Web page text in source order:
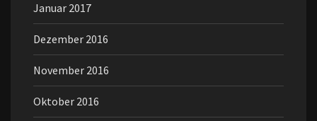
Januar 2017
Dezember 2016
November 2016
Oktober 2016